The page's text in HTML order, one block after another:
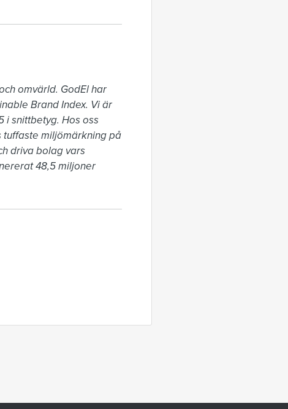
omvärld. GodEl har
Brand Index. Vi är
i snittbetyg. Hos oss
tuffaste miljömärkning på
driva bolag vars
48,5 miljoner